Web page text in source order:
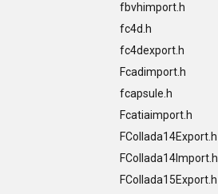
fbvhimport.h
fc4d.h
fc4dexport.h
Fcadimport.h
fcapsule.h
Fcatiaimport.h
FCollada14Export.h
FCollada14Import.h
FCollada15Export.h